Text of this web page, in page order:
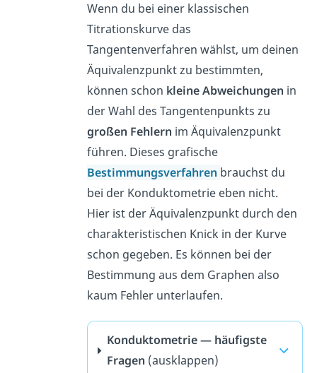
Wenn du bei einer klassischen
Titrationskurve das
Tangentenverfahren wählst, um deinen
Äquivalenzpunkt zu bestimmten,
können schon kleine Abweichungen in
der Wahl des Tangentenpunkts zu
großen Fehlern im Äquivalenzpunkt
führen. Dieses grafische
Bestimmungsverfahren brauchst du
bei der Konduktometrie eben nicht.
Hier ist der Äquivalenzpunkt durch den
charakteristischen Knick in der Kurve
schon gegeben. Es können bei der
Bestimmung aus dem Graphen also
kaum Fehler unterlaufen.
Konduktometrie — häufigste
Fragen (ausklappen)